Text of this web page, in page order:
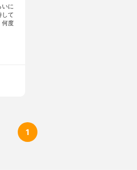
いに
して
何度
1